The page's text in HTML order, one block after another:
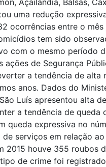
Açailândia, Balsas,
uma redução
ocorrências entre o
tem sido
com o mesmo período
ações de Segurança
a tendência de alta
anos. Dados do
Luís apresentou alta
a tendência de queda
queda expressiva no
serviços em relação
2015 houve 355 roubos
de crime foi